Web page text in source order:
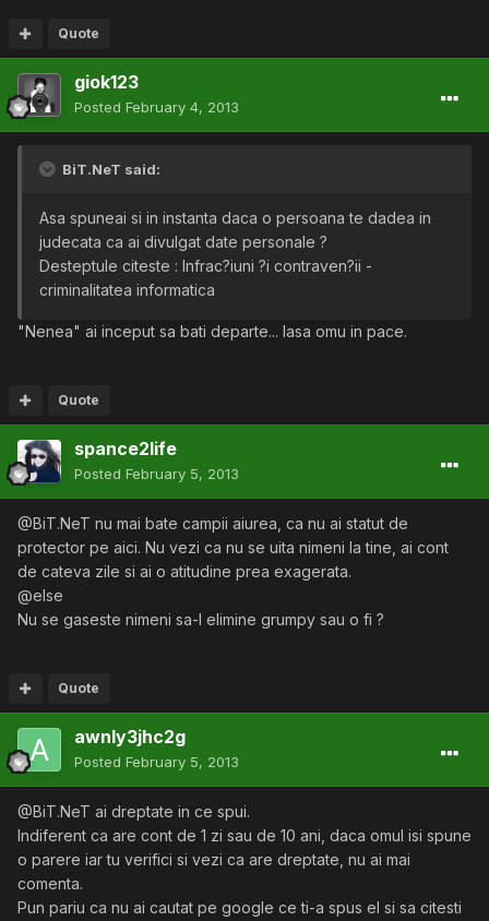
Quote
giok123
Posted February 4, 2013
BiT.NeT said:
Asa spuneai si in instanta daca o persoana te dadea in
judecata ca ai divulgat date personale ?
Desteptule citeste : Infrac?iuni ?i contraven?ii -
criminalitatea informatica
"Nenea" ai inceput sa bati departe... lasa omu in pace.
Quote
spance2life
Posted February 5, 2013
@BiT.NeT nu mai bate campii aiurea, ca nu ai statut de
protector pe aici. Nu vezi ca nu se uita nimeni la tine, ai cont
de cateva zile si ai o atitudine prea exagerata.
@else
Nu se gaseste nimeni sa-l elimine grumpy sau o fi ?
Quote
awnly3jhc2g
Posted February 5, 2013
@BiT.NeT ai dreptate in ce spui.
Indiferent ca are cont de 1 zi sau de 10 ani, daca omul isi spune
o parere iar tu verifici si vezi ca are dreptate, nu ai mai
comenta.
Pun pariu ca nu ai cautat pe google ce ti-a spus el si sa citesti